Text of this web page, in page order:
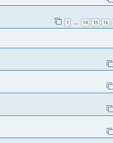
1 … 14 15 16